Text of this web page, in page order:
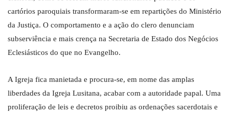
cartórios paroquiais transformaram-se em repartições do Ministério
da Justiça. O comportamento e a ação do clero denunciam
subserviência e mais crença na Secretaria de Estado dos Negócios
Eclesiásticos do que no Evangelho.
A Igreja fica manietada e procura-se, em nome das amplas
liberdades da Igreja Lusitana, acabar com a autoridade papal. Uma
proliferação de leis e decretos proibiu as ordenações sacerdotais e